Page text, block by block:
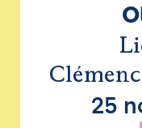
25